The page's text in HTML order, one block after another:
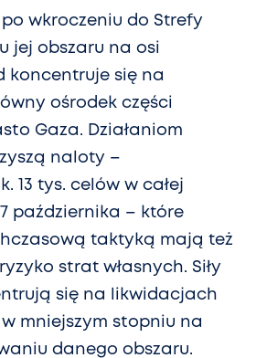
wkroczeniu do Strefy
jej obszaru na osi
koncentruje się na
ośrodek części
Gaza. Działaniom
naloty –
13 tys. celów w całej
października – które
taktyką mają też
strat własnych. Siły
się na likwidacjach
mniejszym stopniu na
danego obszaru.